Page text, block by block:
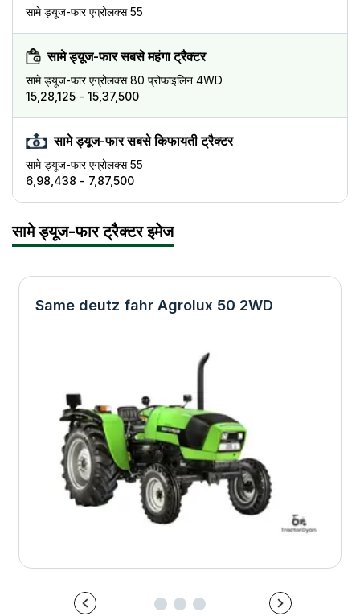
सामे ड्यूज-फार एग्रोलक्स 55
सामे ड्यूज-फार सबसे महंगा ट्रैक्टर
सामे ड्यूज-फार एग्रोलक्स 80 प्रोफाइलिन 4WD
₹15,28,125 - ₹15,37,500
सामे ड्यूज-फार सबसे किफायती ट्रैक्टर
सामे ड्यूज-फार एग्रोलक्स 55
₹6,98,438 - ₹7,87,500
सामे ड्यूज-फार ट्रैक्टर इमेज
Same deutz fahr Agrolux 50 2WD